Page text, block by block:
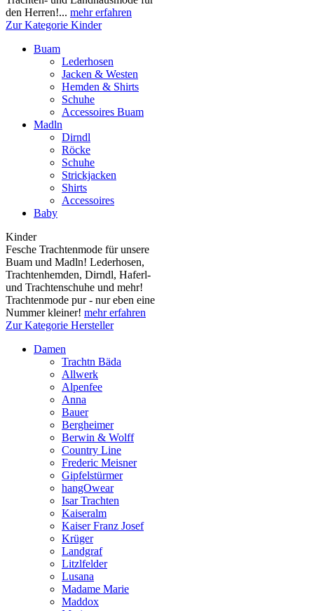
den Herren!... mehr erfahren
Zur Kategorie Kinder
Buam
Lederhosen
Jacken & Westen
Hemden & Shirts
Schuhe
Accessoires Buam
Madln
Dirndl
Röcke
Schuhe
Strickjacken
Shirts
Accessoires
Baby
Kinder
Fesche Trachtenmode für unsere
Buam und Madln! Lederhosen,
Trachtenhemden, Dirndl, Haferl-
und Trachtenschuhe und mehr!
Trachtenmode pur - nur eben eine
Nummer kleiner! mehr erfahren
Zur Kategorie Hersteller
Damen
Trachtn Bäda
Allwerk
Alpenfee
Anna
Bauer
Bergheimer
Berwin & Wolff
Country Line
Frederic Meisner
Gipfelstürmer
hangOwear
Isar Trachten
Kaiseralm
Kaiser Franz Josef
Krüger
Landgraf
Litzlfelder
Lusana
Madame Marie
Maddox